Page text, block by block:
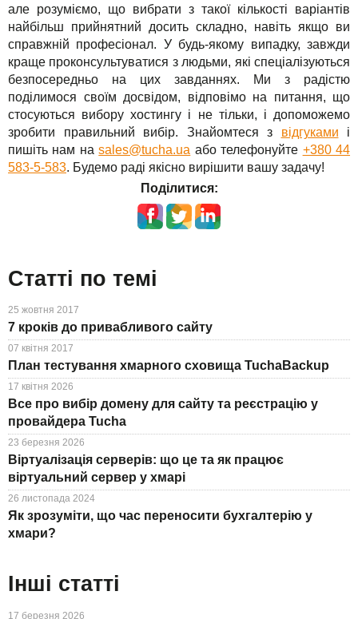
але розуміємо, що вибрати з такої кількості варіантів
найбільш прийнятний досить складно, навіть якщо ви
справжній професіонал. У будь-якому випадку, завжди
краще проконсультуватися з людьми, які спеціалізуються
безпосередньо на цих завданнях. Ми з радістю
поділимося своїм досвідом, відповімо на питання, що
стосуються вибору хостингу і не тільки, і допоможемо
зробити правильний вибір. Знайомтеся з відгуками і
пишіть нам наsales@tucha.ua або телефонуйте +380 44
583-5-583. Будемо раді якісно вирішити вашу задачу!
Поділитися:
Статті по темі
25 жовтня 2017
7 кроків до привабливого сайту
07 квітня 2017
План тестування хмарного сховища TuchaBackup
17 квітня 2026
Все про вибір домену для сайту та реєстрацію у
провайдера Tucha
23 березня 2026
Віртуалізація серверів: що це та як працює
віртуальний сервер у хмарі
26 листопада 2024
Як зрозуміти, що час переносити бухгалтерію у
хмари?
Інші статті
17 березня 2026